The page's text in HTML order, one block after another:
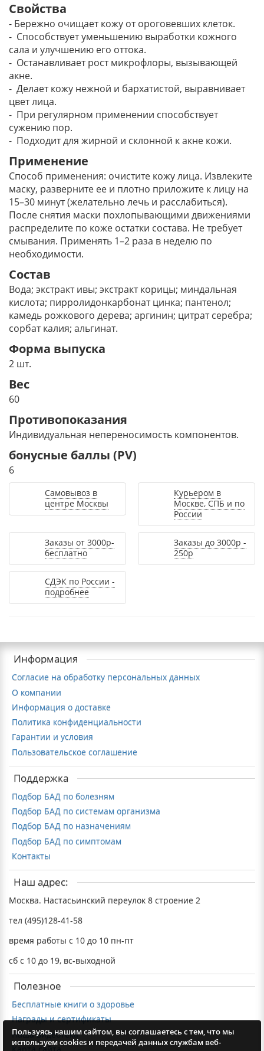
Свойства
- Бережно очищает кожу от ороговевших клеток.
- Способствует уменьшению выработки кожного
сала и улучшению его оттока.
- Останавливает рост микрофлоры, вызывающей
акне.
- Делает кожу нежной и бархатистой, выравнивает
цвет лица.
- При регулярном применении способствует
сужению пор.
- Подходит для жирной и склонной к акне кожи.
Применение
Способ применения: очистите кожу лица. Извлеките
маску, разверните ее и плотно приложите к лицу на
15–30 минут (желательно лечь и расслабиться).
После снятия маски похлопывающими движениями
распределите по коже остатки состава. Не требует
смывания. Применять 1–2 раза в неделю по
необходимости.
Состав
Вода; экстракт ивы; экстракт корицы; миндальная
кислота; пирролидонкарбонат цинка; пантенол;
камедь рожкового дерева; аргинин; цитрат серебра;
сорбат калия; альгинат.
Форма выпуска
2 шт.
Вес
60
Противопоказания
Индивидуальная непереносимость компонентов.
бонусные баллы (PV)
6
Самовывоз в
центре Москвы
Курьером в
Москве, СПБ и по
России
Заказы от 3000р-
бесплатно
Заказы до 3000р -
250р
СДЭК по России -
подробнее
Информация
Согласие на обработку персональных данных
О компании
Информация о доставке
Политика конфиденциальности
Гарантии и условия
Пользовательское соглашение
Поддержка
Подбор БАД по болезням
Подбор БАД по системам организма
Подбор БАД по назначениям
Подбор БАД по симптомам
Контакты
Наш адрес:
Москва. Настасьинский переулок 8 строение 2
тел (495)128-41-58
время работы с 10 до 10 пн-пт
сб с 10 до 19, вс-выходной
Полезное
Бесплатные книги о здоровье
Награды и сертификаты
Наша видеотека
Пользуясь нашим сайтом, вы соглашаетесь с тем, что мы
используем cookies и передачей данных службам веб-